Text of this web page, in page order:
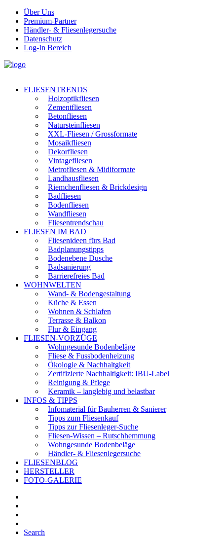
Über Uns
Premium-Partner
Händler- & Fliesenlegersuche
Datenschutz
Log-In Bereich
FLIESENTRENDS
Holzoptikfliesen
Zementfliesen
Betonfliesen
Natursteinfliesen
XXL-Fliesen / Grossformate
Mosaikfliesen
Dekorfliesen
Vintagefliesen
Metrofliesen & Midiformate
Landhausfliesen
Riemchenfliesen & Brickdesign
Badfliesen
Bodenfliesen
Wandfliesen
Fliesentrendschau
FLIESEN IM BAD
Fliesenideen fürs Bad
Badplanungstipps
Bodenebene Dusche
Badsanierung
Barrierefreies Bad
WOHNWELTEN
Wand- & Bodengestaltung
Küche & Essen
Wohnen & Schlafen
Terrasse & Balkon
Flur & Eingang
FLIESEN-VORZÜGE
Wohngesunde Bodenbeläge
Fliese & Fussbodenheizung
Ökologie & Nachhaltgkeit
Zertifizierte Nachhaltigkeit: IBU-Label
Reinigung & Pflege
Keramik – langlebig und belastbar
INFOS & TIPPS
Infomaterial für Bauherren & Sanierer
Tipps zum Fliesenkauf
Tipps zur Fliesenleger-Suche
Fliesen-Wissen – Rutschhemmung
Wohngesunde Bodenbeläge
Händler- & Fliesenlegersuche
FLIESENBLOG
HERSTELLER
FOTO-GALERIE
Search